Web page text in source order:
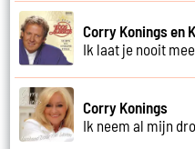
Corry Konings en
Ik laat je nooit
Corry Konings
Ik neem al mijn